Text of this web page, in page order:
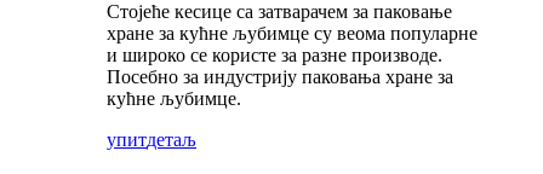
Стојеће кесице са затварачем за паковање
хране за кућне љубимце су веома популарне
и широко се користе за разне производе.
Посебно за индустрију паковања хране за
кућне љубимце.
упитдетаљ